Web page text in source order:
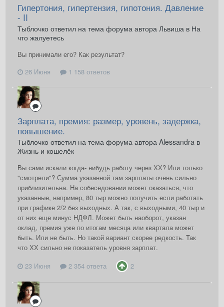
Гипертония, гипертензия, гипотония. Давление
- II
Тыблочко ответил на тема форума автора Львиша в На
что жалуетесь
Вы принимали его? Как результат?
26 Июня
1 158 ответов
Зарплата, премия: размер, уровень, задержка,
повышение.
Тыблочко ответил на тема форума автора Alessandra в
Жизнь и кошелёк
Вы сами искали когда- нибудь работу через ХХ? Или только
"смотрели"? Сумма указанной там зарплаты очень сильно
приблизительна. На собеседовании может оказаться, что
указанные, например, 80 тыр можно получить если работать
при графике 2/2 без выходных. А так, с выходными, 40 тыр и
от них еще минус НДФЛ. Может быть наоборот, указан
оклад, премия уже по итогам месяца или квартала может
быть. Или не быть. Но такой вариант скорее редкость. Так
что ХХ сильно не показатель уровня зарплат.
23 Июня
2 354 ответа 2